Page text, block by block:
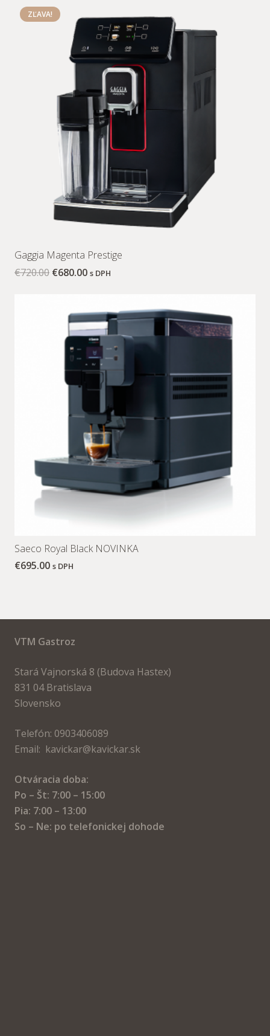
ZĽAVA!
Gaggia Magenta Prestige
€720.00 €680.00 s DPH
Saeco Royal Black NOVINKA
€695.00 s DPH
VTM Gastroz
Stará Vajnorská 8 (Budova Hastex)
831 04 Bratislava
Slovensko
Telefón: 0903406089
Email: kavickar@kavickar.sk
Otváracia doba:
Po – Št: 7:00 – 15:00
Pia: 7:00 – 13:00
So – Ne: po telefonickej dohode